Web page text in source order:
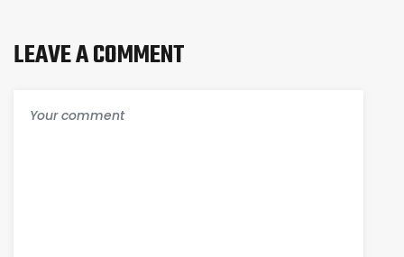
LEAVE A COMMENT